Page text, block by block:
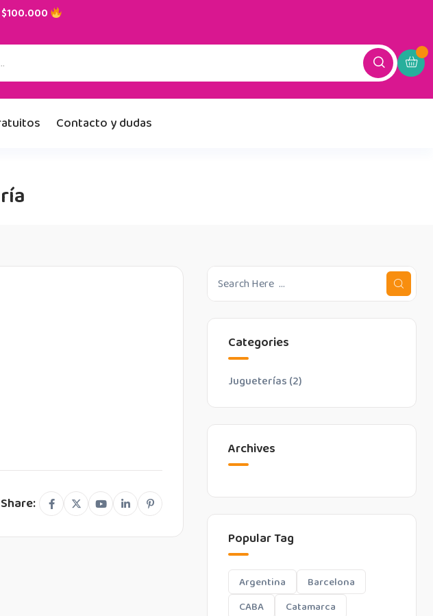
Contacto y dudas
Share:
Categories
Jugueterías (2)
Archives
Popular Tag
Argentina
Barcelona
CABA
Catamarca